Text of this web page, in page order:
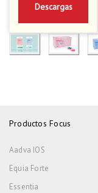
Descargas
Productos Focus
Aadva IOS
Equia Forte
Essentia